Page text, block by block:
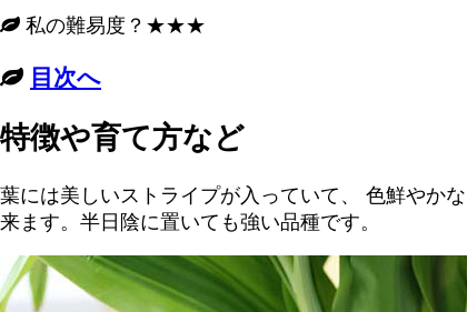
私の難易度？★★★
目次へ
特徴や育て方など
葉には美しいストライプが入っていて、 色鮮やか
来ます。半日陰に置いても強い品種です。